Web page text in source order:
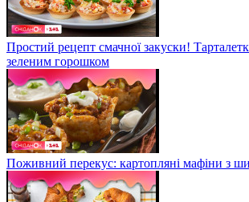
Простий рецепт смачної закуски!
зеленим горошком
Поживний перекус: картопляні мафіни з